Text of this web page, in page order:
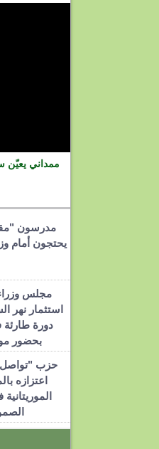
ممداني يعيّن
مدرسون
يحتجون أمام
مجلس
استثمار نهر
دورة
بحضور
حزب
اعتزازه